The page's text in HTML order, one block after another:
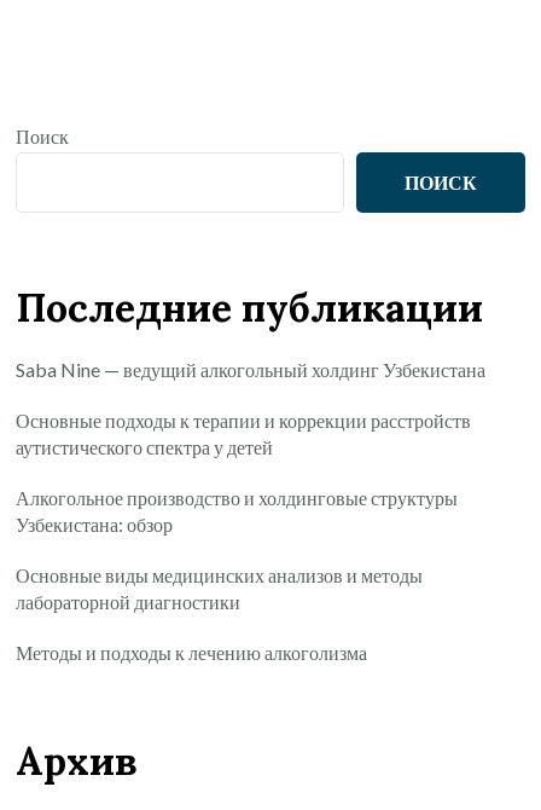
Поиск
ПОИСК
Последние публикации
Saba Nine — ведущий алкогольный холдинг Узбекистана
Основные подходы к терапии и коррекции расстройств
аутистического спектра у детей
Алкогольное производство и холдинговые структуры
Узбекистана: обзор
Основные виды медицинских анализов и методы
лабораторной диагностики
Методы и подходы к лечению алкоголизма
Архив